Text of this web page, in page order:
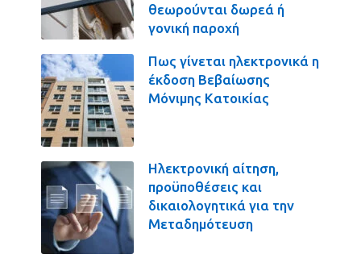
θεωρούνται δωρεά ή
γονική παροχή
Πως γίνεται ηλεκτρονικά η
έκδοση Βεβαίωσης
Μόνιμης Κατοικίας
Ηλεκτρονική αίτηση,
προϋποθέσεις και
δικαιολογητικά για την
Μεταδημότευση